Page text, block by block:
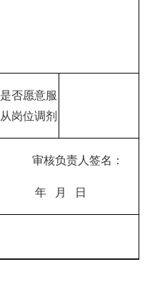
是否愿意服
从岗位调剂
审核负责人签名：
年 月 日